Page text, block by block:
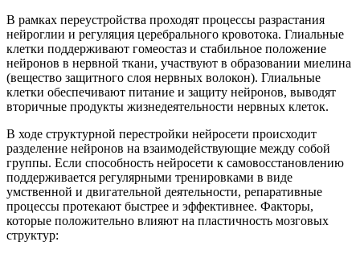
В рамках переустройства проходят процессы разрастания
нейроглии и регуляция церебрального кровотока. Глиальные
клетки поддерживают гомеостаз и стабильное положение
нейронов в нервной ткани, участвуют в образовании миелина
(вещество защитного слоя нервных волокон). Глиальные
клетки обеспечивают питание и защиту нейронов, выводят
вторичные продукты жизнедеятельности нервных клеток.
В ходе структурной перестройки нейросети происходит
разделение нейронов на взаимодействующие между собой
группы. Если способность нейросети к самовосстановлению
поддерживается регулярными тренировками в виде
умственной и двигательной деятельности, репаративные
процессы протекают быстрее и эффективнее. Факторы,
которые положительно влияют на пластичность мозговых
структур: